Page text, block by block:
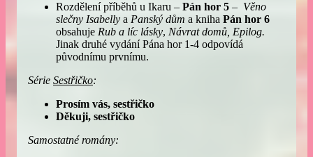
Rozdělení příběhů u Ikaru – Pán hor 5 – Věno
slečny Isabelly a Panský dům a kniha Pán hor 6
obsahuje Rub a líc lásky, Návrat domů, Epilog.
Jinak druhé vydání Pána hor 1-4 odpovídá
původnímu prvnímu.
Série Sestřičko:
Prosím vás, sestřičko
Děkuji, sestřičko
Samostatné romány: